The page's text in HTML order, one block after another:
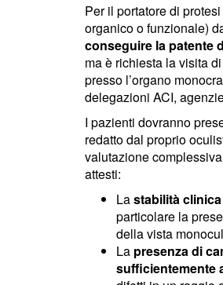
Per il portatore di
organico o funzionale)
conseguire la patente
ma è richiesta la visita
presso l’organo
delegazioni ACI,
I pazienti dovranno
redatto dal proprio
valutazione
attesti:
Lastabilità
particolare la
della vista
La presenza di
sufficientemente